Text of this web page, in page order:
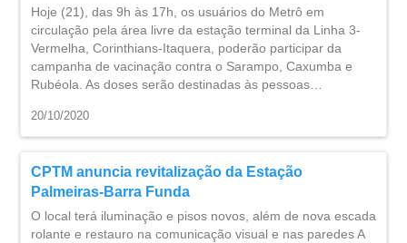
Hoje (21), das 9h às 17h, os usuários do Metrô em
circulação pela área livre da estação terminal da Linha 3-
Vermelha, Corinthians-Itaquera, poderão participar da
campanha de vacinação contra o Sarampo, Caxumba e
Rubéola. As doses serão destinadas às pessoas…
20/10/2020
CPTM anuncia revitalização da Estação
Palmeiras-Barra Funda
O local terá iluminação e pisos novos, além de nova escada
rolante e restauro na comunicação visual e nas paredes ​A